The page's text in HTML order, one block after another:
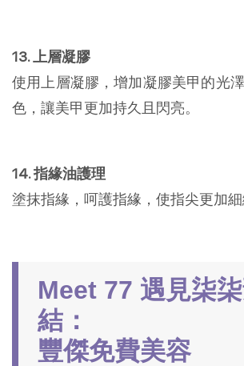
13. 上層凝膠
使用上層凝膠，增加凝膠美甲的光
色，讓美甲更加持久且閃亮。
14. 指緣油護理
塗抹指緣，呵護指緣，使指尖更加細
Meet 77 遇見柒
結：
豐傑免費美容